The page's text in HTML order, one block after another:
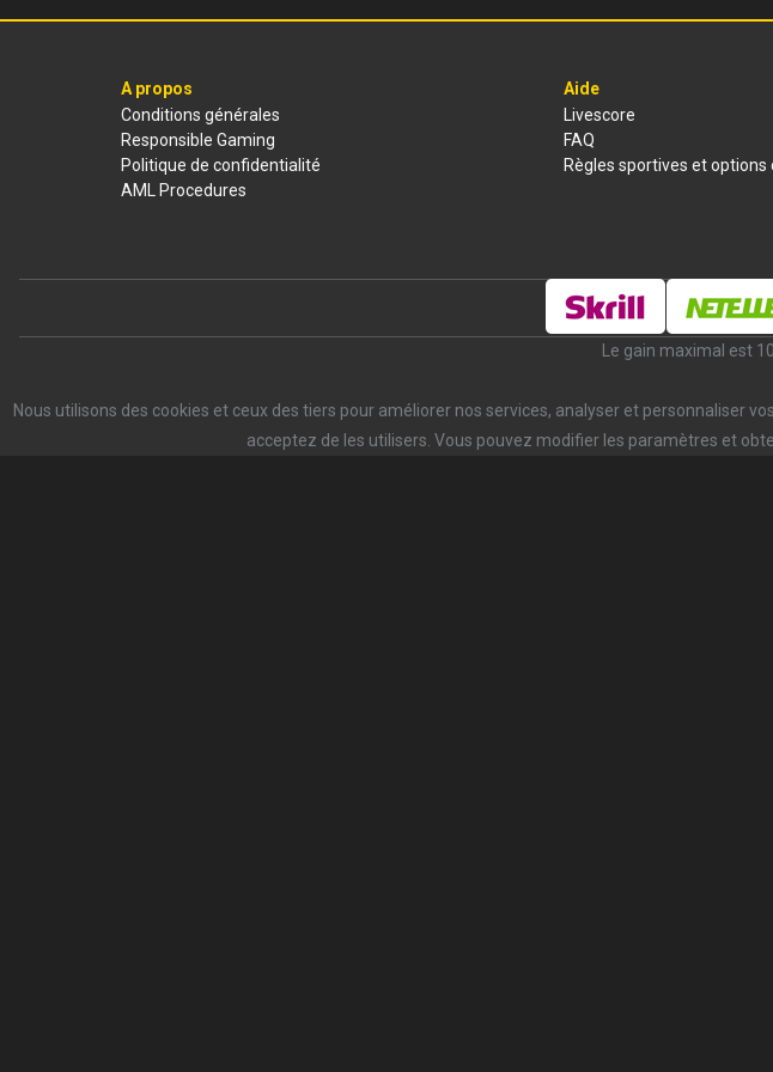
A propos
Conditions générales
Responsible Gaming
Politique de confidentialité
AML Procedures
Aide
Livescore
FAQ
Règles sportives et options
Le gain maximal est
Nous utilisons des cookies et ceux des tiers pour améliorer nos services, analyser et personnaliser
acceptez de les utilisers. Vous pouvez modifier les paramètres et